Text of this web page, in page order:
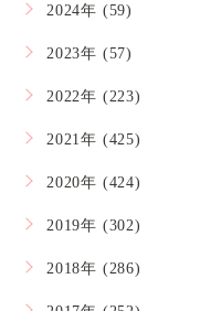
2024年 (59)
2023年 (57)
2022年 (223)
2021年 (425)
2020年 (424)
2019年 (302)
2018年 (286)